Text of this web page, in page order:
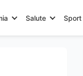
Salute Sport